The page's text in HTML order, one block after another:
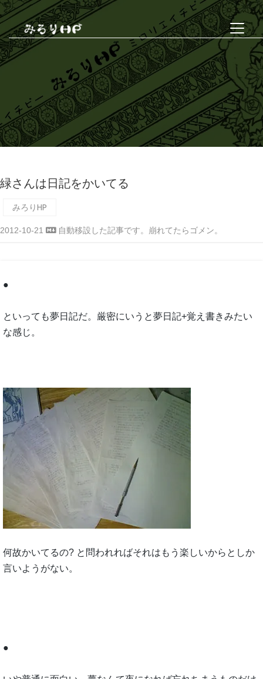
緑さんは日記をかいてる
みろりHP
2012-10-21 自動移設した記事です。崩れてたらゴメン。
●
といっても夢日記だ。厳密にいうと夢日記+覚え書きみたい
な感じ。
何故かいてるの? と問われればそれはもう楽しいからとしか
言いようがない。
●